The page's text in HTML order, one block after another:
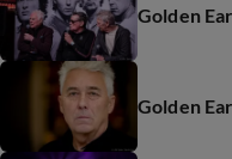
Golden
Golden